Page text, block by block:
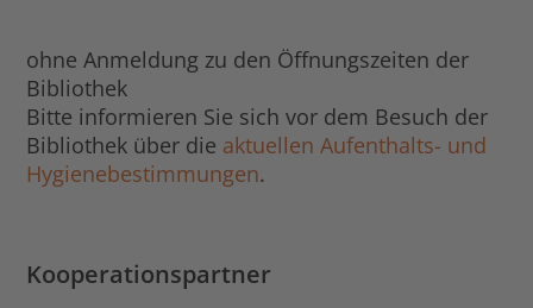
ohne Anmeldung zu den Öffnungszeiten der
Bibliothek
Bitte informieren Sie sich vor dem Besuch der
Bibliothek über die aktuellen Aufenthalts- und
Hygienebestimmungen.
Kooperationspartner